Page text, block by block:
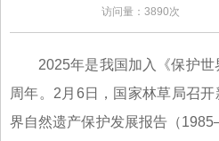
访问量： 3890次
2025年是我国加入《保护
周年。2月6日，国家林草局召
界自然遗产保护发展报告（